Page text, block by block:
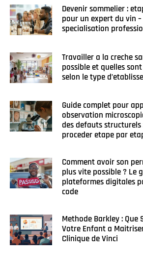
Devenir sommelier :
pour un expert du vin
specialisation
Travailler a la creche
possible et quelles
selon le type
Guide complet pour
observation
des defauts structurels
proceder etape par
Comment avoir son
plus vite possible ? Le
plateformes digitales
code
Methode Barkley : Que
Votre Enfant a
Clinique de Vinci